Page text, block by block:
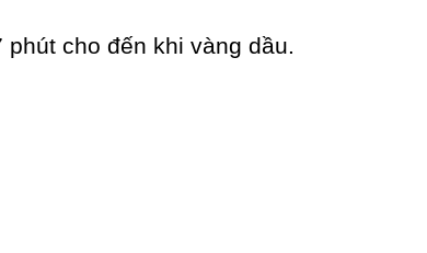
cho đến khi vàng dầu.